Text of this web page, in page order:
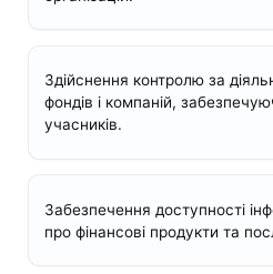
Здійснення контролю за
фондів і компаній,
учасників.
Забезпечення доступності
про фінансові продукти та